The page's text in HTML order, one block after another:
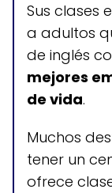
Sus clases
a adultos
de inglés
mejores
de vida.
Muchos
tener un
ofrece